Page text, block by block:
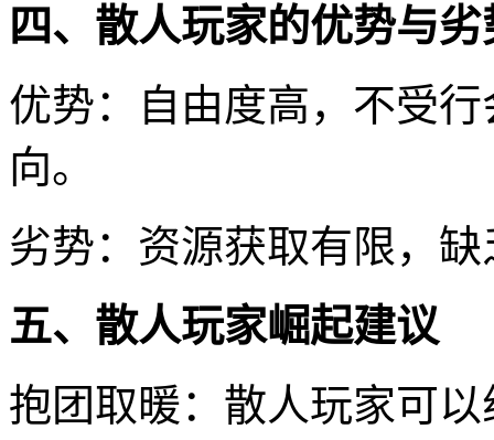
四、散人玩家的优势与劣
优势：自由度高，不受
向。
劣势：资源获取有限，
五、散人玩家崛起建议
抱团取暖：散人玩家可